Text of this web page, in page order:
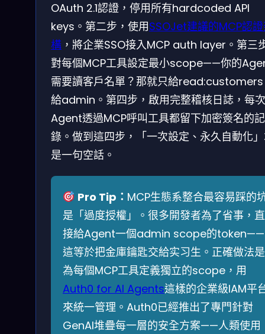
OAuth 2.1認證，停用所有hardcoded API
keys。第二步，使用SSOJet建議的MCP認
構 ，將企業SSO接入MCP auth layer。第三
對每個MCP工具設定最小scope——你的
需要讀客戶名單？那就只給
給admin。第四步，啟用完整稽核日誌，每次
Agent透過MCP呼叫工具都留下加密簽名的記
錄。做到這四步，「一次設定、永久自動化
是一句空話。
Pro Tip： MCP生態系整合最容易踩的
是「過度授權」。很多開發者為了省事，直
接給Agent一個admin scope的token——
這等於把金庫鑰匙交給实习生。正確做法是
為每個MCP工具定義獨立的scope，用
Auth0 for AI Agents這樣的企業級IAM平
來統一管理。Auth0已經推出了專門針對
GenAI堆疊每一層的安全方案——人類使用